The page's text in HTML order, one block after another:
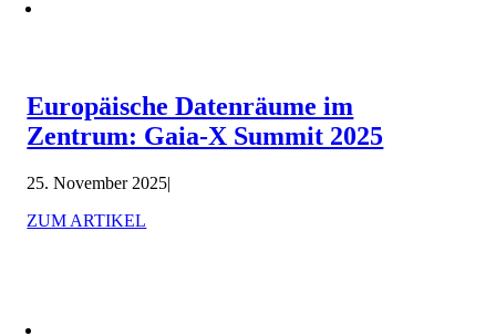
Europäische Datenräume im
Zentrum: Gaia-X Summit 2025
25. November 2025|
ZUM ARTIKEL